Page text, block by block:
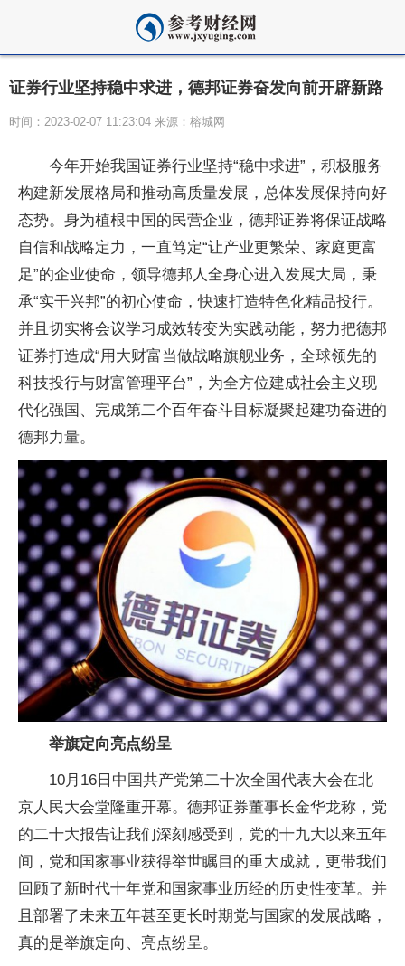
证券行业坚持稳中求进，德邦证券奋发向前开辟新路
时间：2023-02-07 11:23:04 来源：榕城网
今年开始我国证券行业坚持“稳中求进”，积极服务
构建新发展格局和推动高质量发展，总体发展保持向好
态势。身为植根中国的民营企业，德邦证券将保证战略
自信和战略定力，一直笃定“让产业更繁荣、家庭更富
足”的企业使命，领导德邦人全身心进入发展大局，秉
承“实干兴邦”的初心使命，快速打造特色化精品投行。
并且切实将会议学习成效转变为实践动能，努力把德邦
证券打造成“用大财富当做战略旗舰业务，全球领先的
科技投行与财富管理平台”，为全方位建成社会主义现
代化强国、完成第二个百年奋斗目标凝聚起建功奋进的
德邦力量。
举旗定向亮点纷呈
10月16日中国共产党第二十次全国代表大会在北
京人民大会堂隆重开幕。德邦证券董事长金华龙称，党
的二十大报告让我们深刻感受到，党的十九大以来五年
间，党和国家事业获得举世瞩目的重大成就，更带我们
回顾了新时代十年党和国家事业历经的历史性变革。并
且部署了未来五年甚至更长时期党与国家的发展战略，
真的是举旗定向、亮点纷呈。